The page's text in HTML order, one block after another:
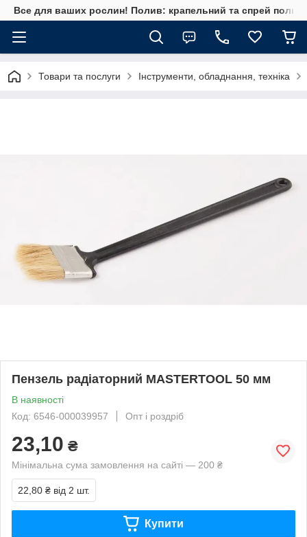
Все для ваших рослин! Полив: крапельний та спрей полив,
Товари та послуги Інструменти, обладнання, техніка
Пензель радіаторний MASTERTOOL 50 мм
В наявності
Код: 6546-000039957
Опт і роздріб
23,10 ₴
Мінімальна сума замовлення на сайті — 200 ₴
22,80 ₴ від 2 шт.
Купити